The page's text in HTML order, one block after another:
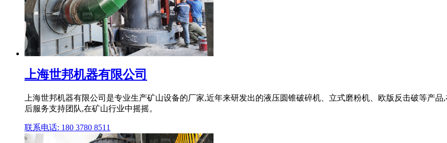
上海世邦机器有限公司
上海世邦机器有限公司是专业生产矿山设备的厂家,近年来研发出的液压圆锥破碎机、立式磨粉机、欧版反击破等产
后服务支持团队,在矿山行业中摇摇。
联系电话: 180 3780 8511